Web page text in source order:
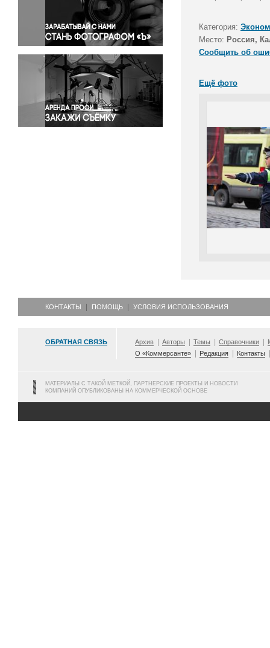
Правосудие
Происшествия и конфликты
Религия
Светская жизнь
Спорт
Экология
Экономика и бизнес
Категория:
Место: Россия,
Сообщить об
Ещё фото
КОНТАКТЫ ПОМОЩЬ УСЛОВИЯ ИСПОЛЬЗОВАНИЯ
ОБРАТНАЯ СВЯЗЬ Архив Авторы Темы Справочники
О «Коммерсанте»
Редакция Контакты
МАТЕРИАЛЫ С ТАКОЙ МЕТКОЙ, ПАРТНЕРСКИЕ ПРОЕКТЫ И НОВОСТИ
КОМПАНИЙ ОПУБЛИКОВАНЫ НА КОММЕРЧЕСКОЙ ОСНОВЕ